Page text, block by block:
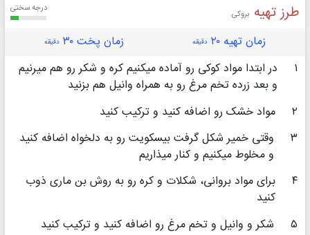
طرز تهیه بروکی درجه سختی
زمان تهیه ۲۰ دقیقه زمان پخت ۳۰ دقیقه
۱
در ابتدا مواد کوکی رو آماده میکنیم کره و شکر رو هم میرنیم
و بعد زرده تخم مرغ رو به همراه وانیل هم بزنید
۲
مواد خشک رو اضافه کنید و ترکیب کنید
۳
وقتی خمیر شکل گرفت بیسکویت رو به دلخواه اضافه کنید
و مخلوط میکنیم و کنار میذاریم
۴
برای مواد بروانی، شکلات و کره رو به روش بن ماری ذوب
کنید
۵
شکر و وانیل و تخم مرغ رو اضافه کنید و ترکیب کنید